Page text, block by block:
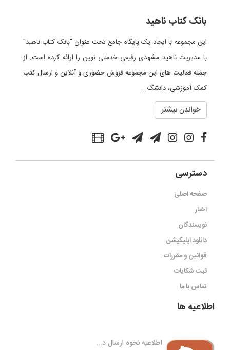
بانک کتاب ناهید
این مجموعه با ایجاد یک پایگاه جامع تحت عنوان "بانک کتاب ناهید"
با مدیریت ناهید مشهدی رفیعی خدمتی نوین را ارائه کرده است. از
جمله فعالیت های این مجموعه فروش حضوری و آنلاین و ارسال کتب
کمک آموزشی، دانشگ...
خواندن بیشتر
دسترسی
صفحه اصلی
اخبار
نویسندگان
دانلود اپلیکیشن
قوانین و مقررات
ثبت شکایات
تماس با ما
اطلاعیه ها
اطلاعیه نحوه ارسال د...